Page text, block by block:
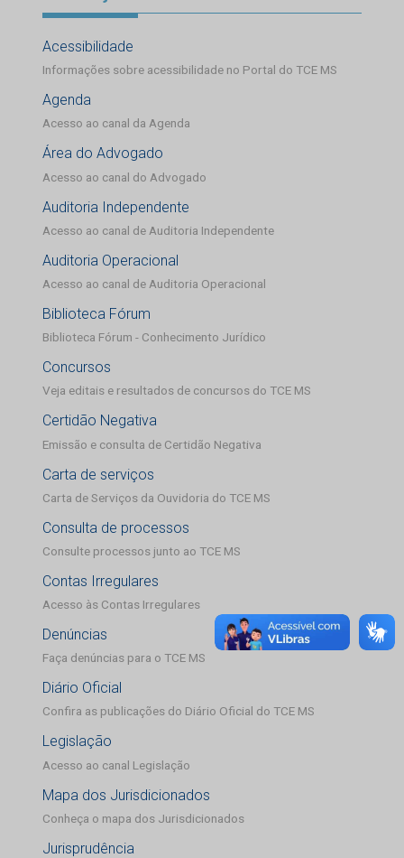
Acessibilidade
Informações sobre acessibilidade no Portal do TCE MS
Agenda
Acesso ao canal da Agenda
Área do Advogado
Acesso ao canal do Advogado
Auditoria Independente
Acesso ao canal de Auditoria Independente
Auditoria Operacional
Acesso ao canal de Auditoria Operacional
Biblioteca Fórum
Biblioteca Fórum - Conhecimento Jurídico
Concursos
Veja editais e resultados de concursos do TCE MS
Certidão Negativa
Emissão e consulta de Certidão Negativa
Carta de serviços
Carta de Serviços da Ouvidoria do TCE MS
Consulta de processos
Consulte processos junto ao TCE MS
Contas Irregulares
Acesso às Contas Irregulares
Denúncias
Faça denúncias para o TCE MS
Diário Oficial
Confira as publicações do Diário Oficial do TCE MS
Legislação
Acesso ao canal Legislação
Mapa dos Jurisdicionados
Conheça o mapa dos Jurisdicionados
Jurisprudência